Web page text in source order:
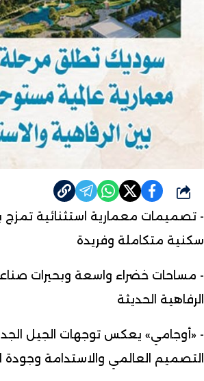
شارك
- تصميمات معمارية استثنائية تمزج
سكنية متكاملة وفريدة
- مساحات خضراء واسعة وبحيرات
الرفاهية الحديثة
- «أوجامي» يعكس توجهات الجيل
التصميم العالمي والاستدامة وجودة